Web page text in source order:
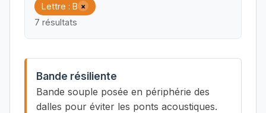
Lettre : B ×
7 résultats
Bande résiliente
Bande souple posée en périphérie des
dalles pour éviter les ponts acoustiques.